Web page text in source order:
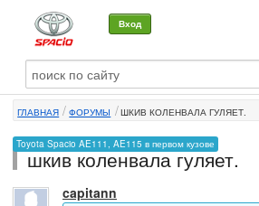
Вход
О машине
Автоклуб
Форумы
Сервисы и услуги
ГЛАВНАЯ ФОРУМЫ ШКИВ КОЛЕНВАЛА ГУЛЯЕТ.
Toyota Spacio AE111, AE115 в первом кузове
шкив коленвала гуляет.
capitann